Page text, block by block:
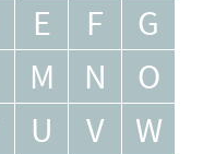
E F
G
M N
O
U V
W